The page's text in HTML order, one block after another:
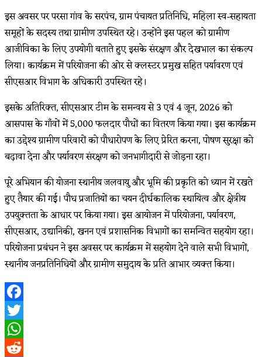
इस अवसर पर परसा गांव के सरपंच, ग्राम पंचायत प्रतिनिधि, महिला स्व‑सहायता
समूहों के सदस्य तथा ग्रामीण उपस्थित रहे। उन्होंने इस पहल को ग्रामीण
आजीविका के लिए उपयोगी बताते हुए इसके संरक्षण और देखभाल का संकल्प
लिया। कार्यक्रम में परियोजना की ओर से क्लस्टर प्रमुख सहित पर्यावरण एवं
सीएसआर विभाग के अधिकारी उपस्थित रहे।
इसके अतिरिक्त, सीएसआर टीम के समन्वय से 3 एवं 4 जून, 2026 को
आसपास के गाँवों में 5,000 फलदार पौधों का वितरण किया गया। इस कार्यक्रम
का उद्देश्य ग्रामीण परिवारों को पौधारोपण के लिए प्रेरित करना, पोषण सुरक्षा को
बढ़ावा देना और पर्यावरण संरक्षण को जनभागीदारी से जोड़ना रहा।
पूरे अभियान की योजना स्थानीय जलवायु और भूमि की प्रकृति को ध्यान में रखते
हुए तैयार की गई। पौध प्रजातियों का चयन दीर्घकालिक स्थायित्व और क्षेत्रीय
उपयुक्तता के आधार पर किया गया। इस आयोजन में परियोजना, पर्यावरण,
सीएसआर, उद्यानिकी, खनन एवं प्रशासनिक विभागों का समन्वित सहयोग रहा।
परियोजना प्रबंधन ने इस अवसर पर कार्यक्रम में सहयोग देने वाले सभी विभागों,
स्थानीय जनप्रतिनिधियों और ग्रामीण समुदाय के प्रति आभार व्यक्त किया।
Facebook
Twitter
WhatsApp